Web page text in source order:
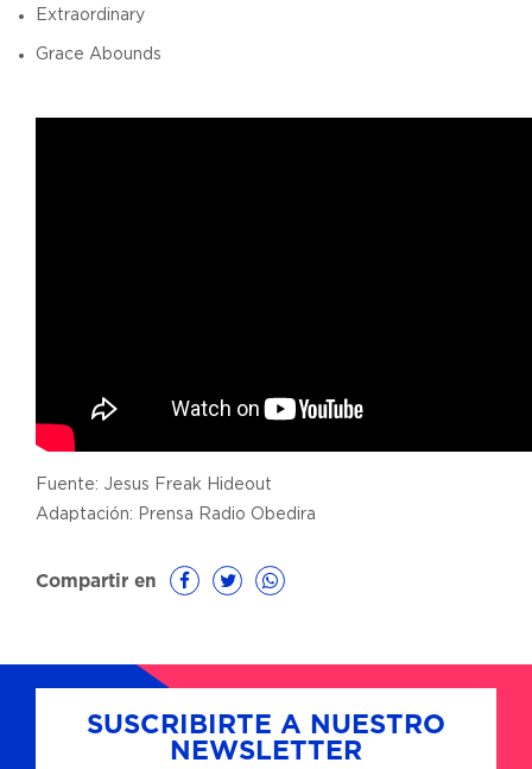
Extraordinary
Grace Abounds
Fuente: Jesus Freak Hideout
Adaptación: Prensa Radio Obedira
Compartir en
SUSCRIBIRTE A NUESTRO
NEWSLETTER